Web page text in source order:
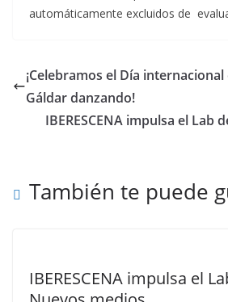
automáticamente excluidos de
¡Celebramos el Día internacional
Gáldar danzando!
IBERESCENA impulsa el Lab
También te puede
IBERESCENA impulsa el